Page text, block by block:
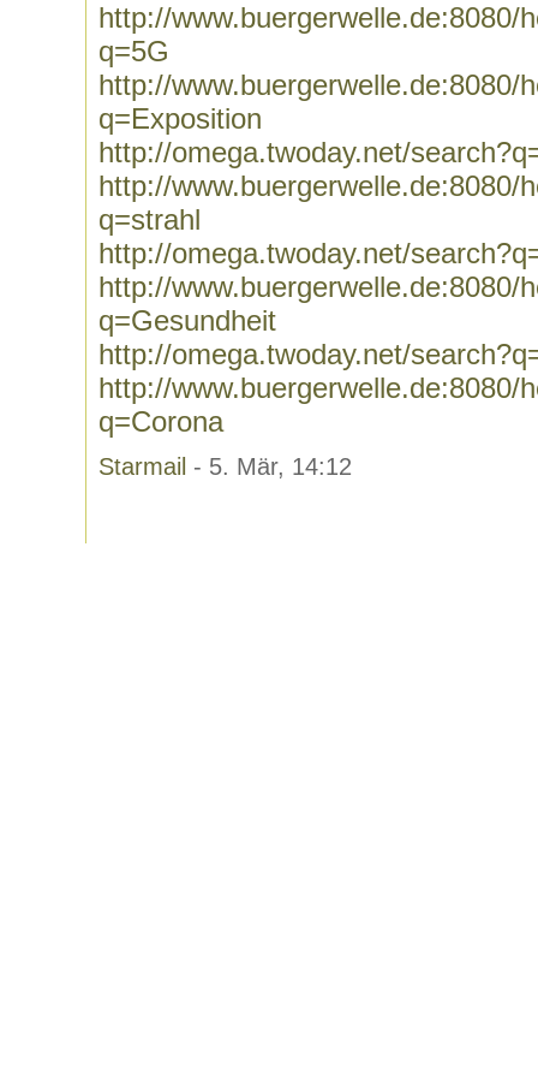
http://www.buergerwelle.de:8080/
q=5G
http://www.buergerwelle.de:8080/
q=Exposition
http://omega.twoday.net/
http://www.buergerwelle.de:8080/
q=strahl
http://omega.twoday.net/
http://www.buergerwelle.de:8080/
q=Gesundheit
http://omega.twoday.net/
http://www.buergerwelle.de:8080/
q=Corona
Starmail - 5. Mär, 14:12